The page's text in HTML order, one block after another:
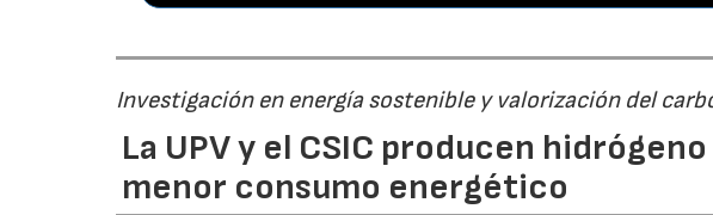
Investigación en energía sostenible y valorización del
La UPV y el CSIC producen
menor consumo energético